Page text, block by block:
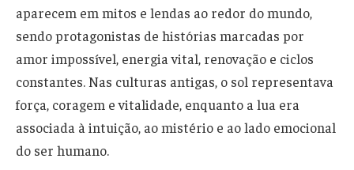
aparecem em mitos e lendas ao redor do mundo,
sendo protagonistas de histórias marcadas por
amor impossível, energia vital, renovação e ciclos
constantes. Nas culturas antigas, o sol representava
força, coragem e vitalidade, enquanto a lua era
associada à intuição, ao mistério e ao lado emocional
do ser humano.